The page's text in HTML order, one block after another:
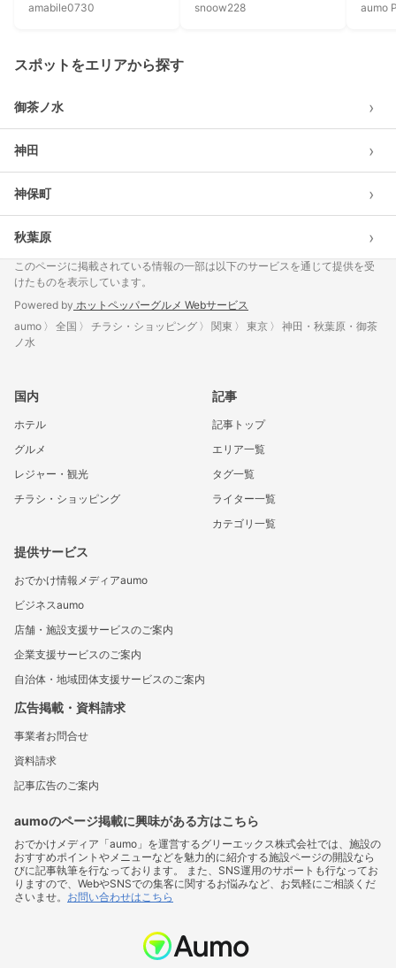
amabile0730 snoow228 aumo
スポットをエリアから探す
御茶ノ水 ›
神田 ›
神保町 ›
秋葉原 ›
このページに掲載されている情報の一部は以下のサービスを通じて提供を受
けたものを表示しています。
Powered by ホットペッパーグルメ Webサービス
aumo
全国 チラシ・ショッピング 関東 東京
神田・秋葉原・御茶
ノ水
国内
ホテル
グルメ
レジャー・観光
チラシ・ショッピング
記事
記事トップ
エリア一覧
タグ一覧
ライター一覧
カテゴリ一覧
提供サービス
おでかけ情報メディアaumo
ビジネスaumo
店舗・施設支援サービスのご案内
企業支援サービスのご案内
自治体・地域団体支援サービスのご案内
広告掲載・資料請求
事業者お問合せ
資料請求
記事広告のご案内
aumoのページ掲載に興味がある方はこちら
おでかけメディア「aumo」を運営するグリーエックス株式会社では、施設の
おすすめポイントやメニューなどを魅力的に紹介する施設ページの開設なら
びに記事執筆を行なっております。 また、SNS運用のサポートも行なってお
りますので、WebやSNSでの集客に関するお悩みなど、お気軽にご相談くだ
さいませ。 お問い合わせはこちら